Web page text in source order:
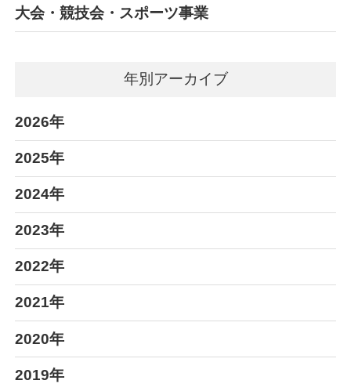
大会・競技会・スポーツ事業
年別アーカイブ
2026年
2025年
2024年
2023年
2022年
2021年
2020年
2019年